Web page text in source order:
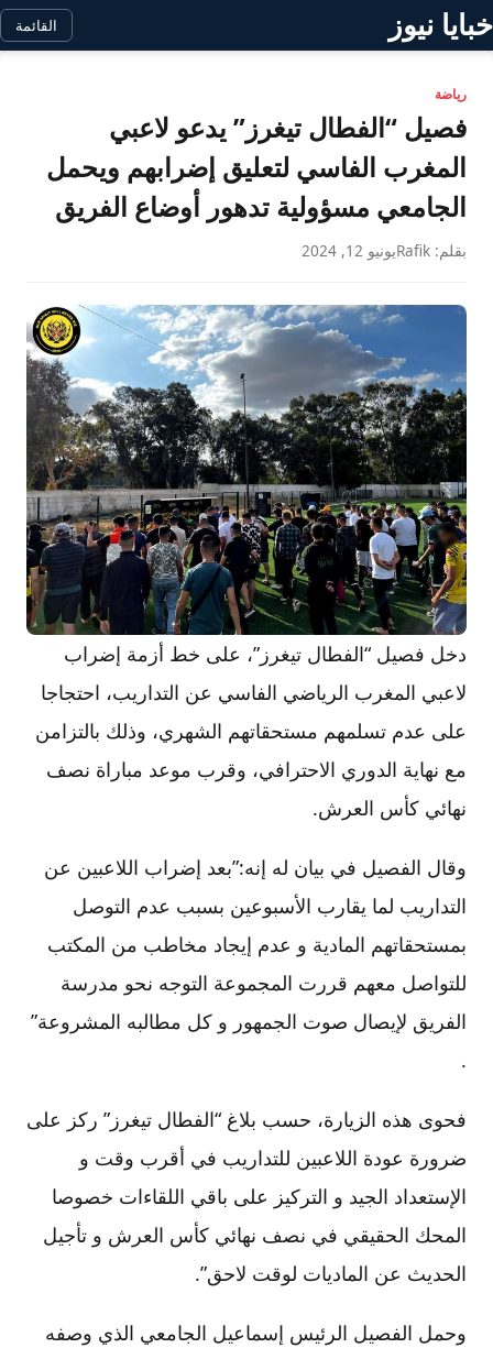
خبايا نيوز القائمة
رياضة
فصيل “الفطال تيغرز” يدعو لاعبي
المغرب الفاسي لتعليق إضرابهم ويحمل
الجامعي مسؤولية تدهور أوضاع الفريق
بقلم: Rafik يونيو 12, 2024
دخل فصيل “الفطال تيغرز”، على خط أزمة إضراب
لاعبي المغرب الرياضي الفاسي عن التداريب، احتجاجا
على عدم تسلمهم مستحقاتهم الشهري، وذلك بالتزامن
مع نهاية الدوري الاحترافي، وقرب موعد مباراة نصف
نهائي كأس العرش.
وقال الفصيل في بيان له إنه:”بعد إضراب اللاعبين عن
التداريب لما يقارب الأسبوعين بسبب عدم التوصل
بمستحقاتهم المادية و عدم إيجاد مخاطب من المكتب
للتواصل معهم قررت المجموعة التوجه نحو مدرسة
الفريق لإيصال صوت الجمهور و كل مطالبه المشروعة”
.
فحوى هذه الزيارة، حسب بلاغ “الفطال تيغرز” ركز على
ضرورة عودة اللاعبين للتداريب في أقرب وقت و
الإستعداد الجيد و التركيز على باقي اللقاءات خصوصا
المحك الحقيقي في نصف نهائي كأس العرش و تأجيل
الحديث عن الماديات لوقت لاحق”.
وحمل الفصيل الرئيس إسماعيل الجامعي الذي وصفه